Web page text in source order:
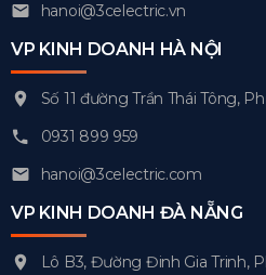
hanoi@3celectric.vn
VP KINH DOANH HÀ NỘI
Số 11 đường Trần Thái Tông,
0931 899 959
hanoi@3celectric.com
VP KINH DOANH ĐÀ NẴNG
Lô B3, Đường Đinh Gia Trinh,